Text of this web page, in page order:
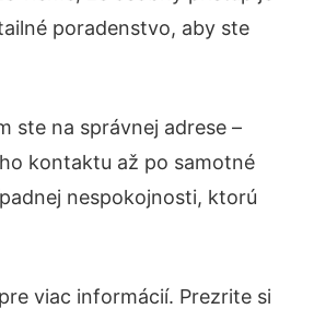
poradenstvo, aby ste
ste na správnej adrese –
kontaktu až po samotné
nespokojnosti, ktorú
viac informácií. Prezrite si